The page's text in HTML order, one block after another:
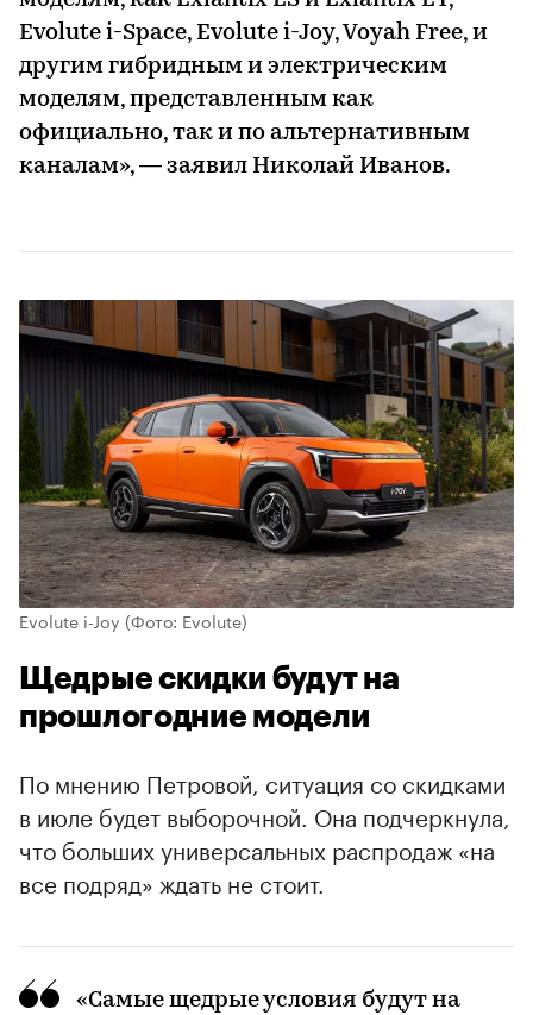
Evolute i-Space, Evolute i-Joy, Voyah Free, и
другим гибридным и электрическим
моделям, представленным как
официально, так и по альтернативным
каналам», — заявил Николай Иванов.
Evolute i-Joy (Фото: Evolute)
Щедрые скидки будут на
прошлогодние модели
По мнению Петровой, ситуация со скидками
в июле будет выборочной. Она подчеркнула,
что больших универсальных распродаж «на
все подряд» ждать не стоит.
«Самые щедрые условия будут на